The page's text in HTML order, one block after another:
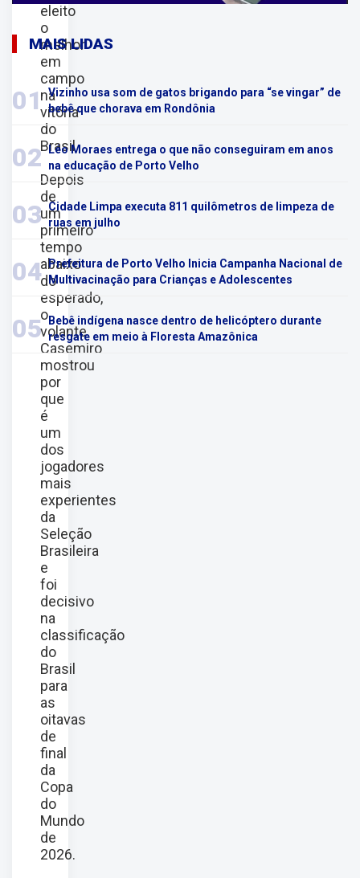
eleito
o
melhor
em
campo
na
vitória
do
Brasil
Depois
de
um
primeiro
tempo
abaixo
do
esperado,
o
volante
Casemiro
mostrou
por
que
é
um
dos
jogadores
mais
experientes
da
Seleção
Brasileira
e
foi
decisivo
na
classificação
do
Brasil
para
as
oitavas
de
final
da
Copa
do
Mundo
de
2026.
MAIS LIDAS
01 Vizinho usa som de gatos brigando para “se vingar” de
bebê que chorava em Rondônia
02
Léo Moraes entrega o que não conseguiram em anos
na educação de Porto Velho
03 Cidade Limpa executa 811 quilômetros de limpeza de
ruas em julho
04
Prefeitura de Porto Velho Inicia Campanha Nacional de
Multivacinação para Crianças e Adolescentes
05
Bebê indígena nasce dentro de helicóptero durante
resgate em meio à Floresta Amazônica